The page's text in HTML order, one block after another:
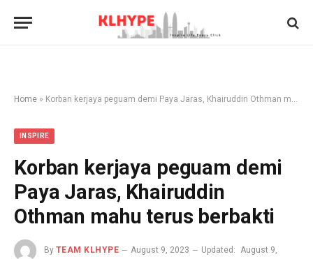
Home » Korban kerjaya peguam demi Paya Jaras, Khairuddin Othman mahu terus berbakti
INSPIRE
Korban kerjaya peguam demi
Paya Jaras, Khairuddin
Othman mahu terus berbakti
By TEAM KLHYPE August 9, 2023 Updated: August 9,